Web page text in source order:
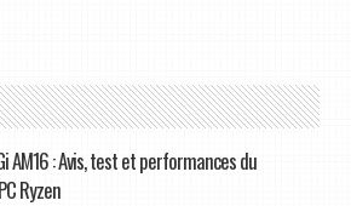
AM16 : Avis, test et performances du
Ryzen